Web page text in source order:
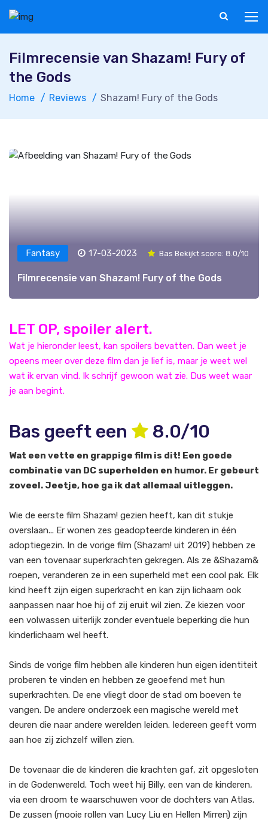
Filmrecensie van Shazam! Fury of
the Gods
Home Reviews Shazam! Fury of the Gods
Fantasy 17-03-2023 Bas Bekijkt score: 8.0/10
Filmrecensie van Shazam! Fury of the Gods
LET OP, spoiler alert.
Wat je hieronder leest, kan spoilers bevatten. Dan weet je
opeens meer over deze film dan je lief is, maar je weet wel
wat ik ervan vind. Ik schrijf gewoon wat zie. Dus weet waar
je aan begint.
Bas geeft een 8.0/10
Wat een vette en grappige film is dit! Een goede
combinatie van DC superhelden en humor. Er gebeurt
zoveel. Jeetje, hoe ga ik dat allemaal uitleggen.
Wie de eerste film Shazam! gezien heeft, kan dit stukje
overslaan... Er wonen zes geadopteerde kinderen in één
adoptiegezin. In de vorige film (Shazam! uit 2019) hebben ze
van een tovenaar superkrachten gekregen. Als ze &Shazam&
roepen, veranderen ze in een superheld met een cool pak. Elk
kind heeft zijn eigen superkracht en kan zijn lichaam ook
aanpassen naar hoe hij of zij eruit wil zien. Ze kiezen voor
een volwassen uiterlijk zonder eventuele beperking die hun
kinderlichaam wel heeft.
Sinds de vorige film hebben alle kinderen hun eigen identiteit
proberen te vinden en hebben ze geoefend met hun
superkrachten. De ene vliegt door de stad om boeven te
vangen. De andere onderzoek een magische wereld met
deuren die naar andere werelden leiden. Iedereen geeft vorm
aan hoe zij zichzelf willen zien.
De tovenaar die de kinderen die krachten gaf, zit opgesloten
in de Godenwereld. Toch weet hij Billy, een van de kinderen,
via een droom te waarschuwen voor de dochters van Atlas.
De zussen (mooie rollen van Lucy Liu en Hellen Mirren) zijn